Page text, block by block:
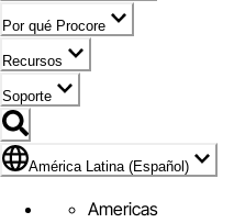
Por qué Procore
Recursos
Soporte
Bandera de América Latina (Español)
América Latina (Español)
Americas